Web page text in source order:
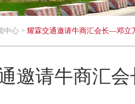
中心 > 耀霖交通邀请牛商汇会长—邓立
邀请牛商汇